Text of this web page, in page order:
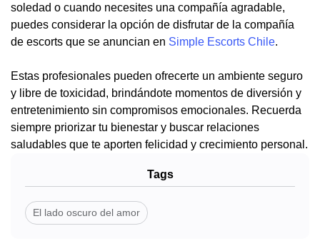
soledad o cuando necesites una compañía agradable,
puedes considerar la opción de disfrutar de la compañía
de escorts que se anuncian en Simple Escorts Chile.
Estas profesionales pueden ofrecerte un ambiente seguro
y libre de toxicidad, brindándote momentos de diversión y
entretenimiento sin compromisos emocionales. Recuerda
siempre priorizar tu bienestar y buscar relaciones
saludables que te aporten felicidad y crecimiento personal.
Tags
El lado oscuro del amor